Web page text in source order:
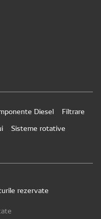
Diesel
Filtrare
Sisteme rotative
rezervate